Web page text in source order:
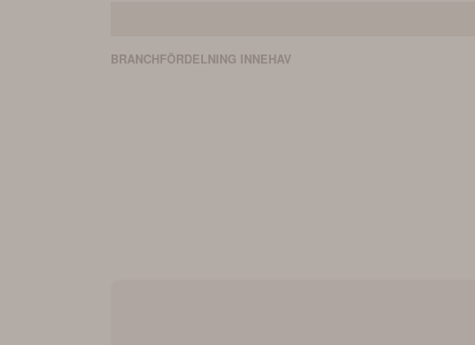
BRANCHFÖRDELNING INNEHAV